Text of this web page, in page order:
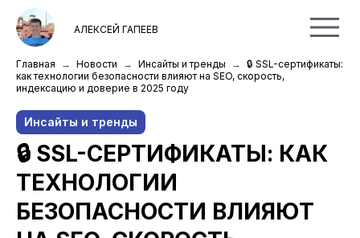
АЛЕКСЕЙ ГАПЕЕВ
Главная Новости Инсайты и тренды
🔒 SSL-сертификаты:
как технологии безопасности влияют на SEO, скорость,
индексацию и доверие в 2025 году
Инсайты и тренды
🔒 SSL-СЕРТИФИКАТЫ: КАК
ТЕХНОЛОГИИ
БЕЗОПАСНОСТИ ВЛИЯЮТ